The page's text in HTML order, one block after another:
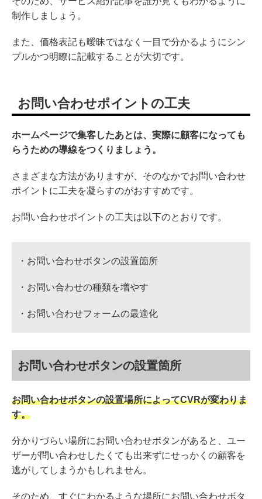
制作しましょう。
また、価格表記も曖昧ではなく一目で分かるようにシン
プルかつ明瞭に記載することが大切です。
お問い合わせポイントの工夫
ホームページで集客したあとは、実際に顧客になっても
らうための導線をつくりましょう。
さまざまな方法がありますが、そのなかでお問い合わせ
ポイントに工夫を凝らすのがおすすめです。
お問い合わせポイントの工夫は以下のとおりです。
・お問い合わせボタンの設置箇所
・お問い合わせの種類を増やす
・お問い合わせフォームの最適化
お問い合わせボタンの設置箇所
お問い合わせボタンの設置場所によってCVRが変わりま
す。
分かりづらい場所にお問い合わせボタンがあると、ユー
ザーが問い合わせしたくても出来ずにせっかくの顧客を
逃がしてしまうかもしれません。
そのため、すぐにわかるような場所にお問い合わせボタ